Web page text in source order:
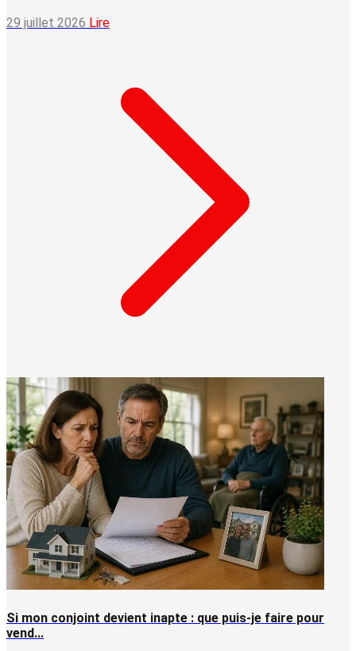
29 juillet 2026 Lire
Si mon conjoint devient inapte : que puis-je faire pour
vend...